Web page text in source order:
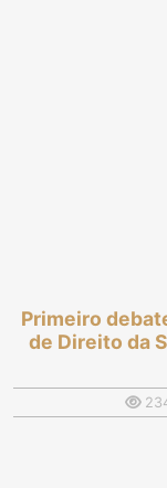
Primeiro
de Direito da